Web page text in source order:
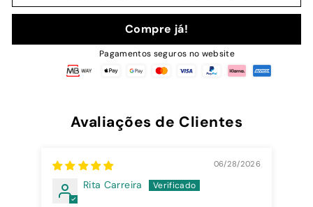
Compre já!
Pagamentos seguros no website
Avaliações de Clientes
06/28/2026
Rita Carreira